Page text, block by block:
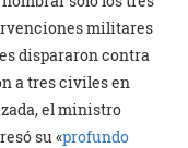
militares
dispararon contra
a tres civiles en
el ministro
su «profundo